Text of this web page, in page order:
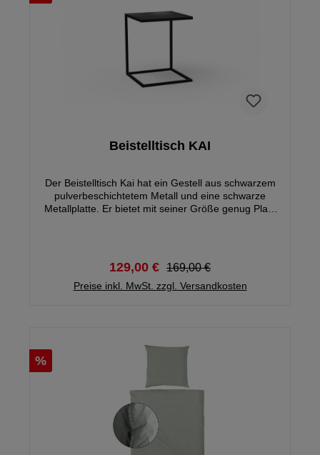
Beistelltisch KAI
Der Beistelltisch Kai hat ein Gestell aus schwarzem
pulverbeschichtetem Metall und eine schwarze
Metallplatte. Er bietet mit seiner Größe genug Platz
129,00 € 169,00 €
Preise inkl. MwSt. zzgl. Versandkosten
%